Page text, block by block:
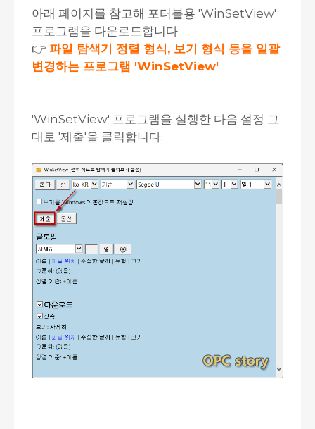
아래 페이지를 참고해 포터블용 'WinSetView'
프로그램을 다운로드합니다.
👉 파일 탐색기 정렬 형식, 보기 형식 등을 일괄
변경하는 프로그램 'WinSetView'
'WinSetView' 프로그램을 실행한 다음 설정 그
대로 '제출'을 클릭합니다.